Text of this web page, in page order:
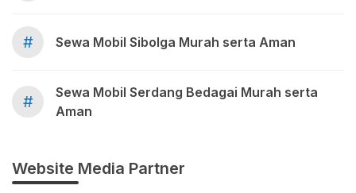
# Sewa Mobil Sibolga Murah serta Aman
#
Sewa Mobil Serdang Bedagai Murah serta
Aman
Website Media Partner